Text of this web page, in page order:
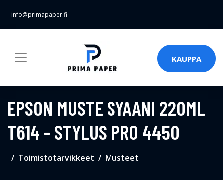
info@primapaper.fi
KAUPPA
EPSON MUSTE SYAANI 220ML
T614 - STYLUS PRO 4450
Toimistotarvikkeet Musteet